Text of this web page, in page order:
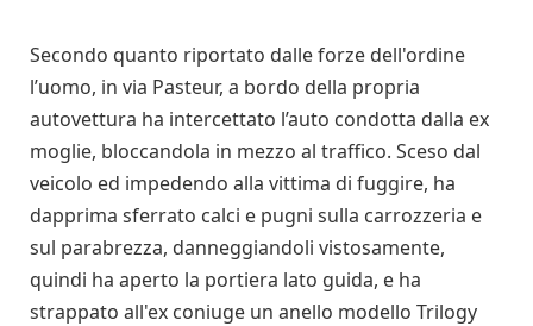
Secondo quanto riportato dalle forze dell'ordine
l’uomo, in via Pasteur, a bordo della propria
autovettura ha intercettato l’auto condotta dalla ex
moglie, bloccandola in mezzo al traffico. Sceso dal
veicolo ed impedendo alla vittima di fuggire, ha
dapprima sferrato calci e pugni sulla carrozzeria e
sul parabrezza, danneggiandoli vistosamente,
quindi ha aperto la portiera lato guida, e ha
strappato all'ex coniuge un anello modello Trilogy